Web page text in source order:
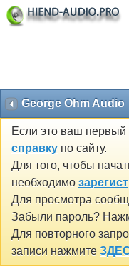
George Ohm Audio
Если это ваш первый
справку по сайту.
Для того, чтобы
необходимо
Для просмотра
Забыли пароль?
Для повторного
записи нажмите